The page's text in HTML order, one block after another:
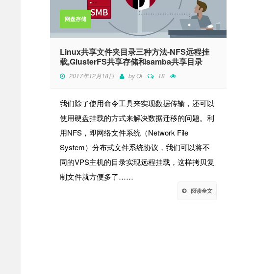
网盘存储
Linux共享文件夹目录三种方法-NFS远程挂
载,GlusterFS共享存储和samba共享目录
2017年12月18日 byQi 18
我们除了使用命令工具来实现数据传输，还可以
使用硬盘挂载的方式来解决数据迁移的问题。利
用NFS，即网络文件系统（Network File
System）分布式文件系统协议，我们可以将不
同的VPS主机的目录实现远程挂载，这样拷贝复
制文件就方便多了……
阅读全文